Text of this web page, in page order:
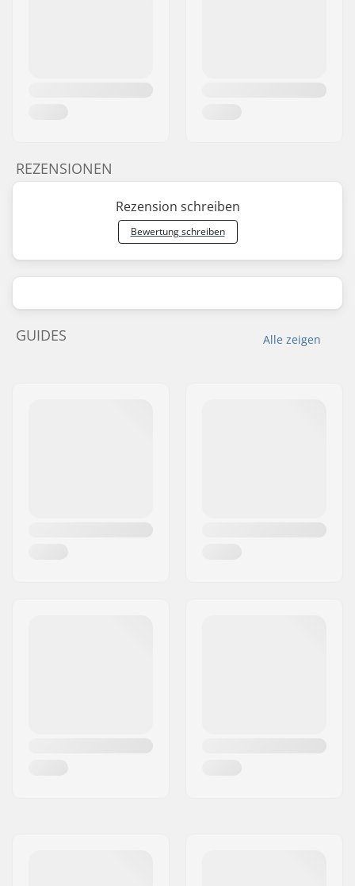
REZENSIONEN
Rezension schreiben
Bewertung schreiben
Alle zeigen
GUIDES